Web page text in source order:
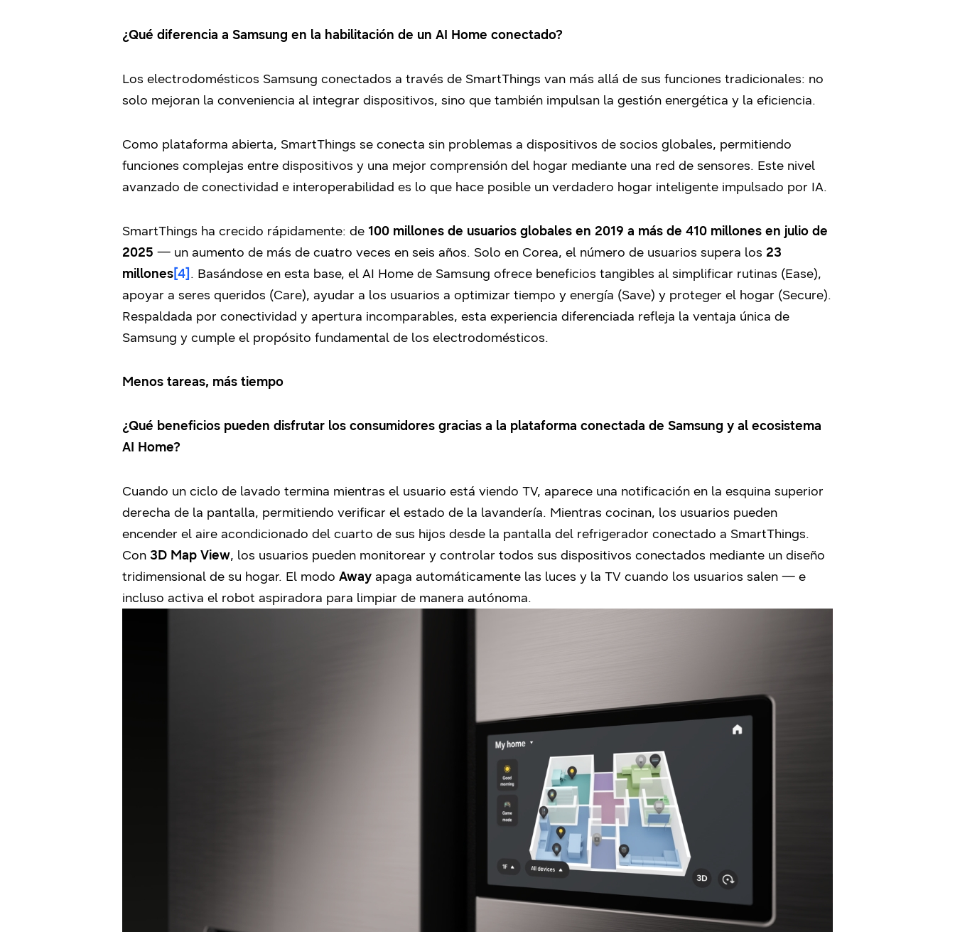
¿Qué diferencia a Samsung en la habilitación de un AI Home conectado?
Los electrodomésticos Samsung conectados a través de SmartThings van más allá de sus funciones tradicionales: no
solo mejoran la conveniencia al integrar dispositivos, sino que también impulsan la gestión energética y la eficiencia.
Como plataforma abierta, SmartThings se conecta sin problemas a dispositivos de socios globales, permitiendo
funciones complejas entre dispositivos y una mejor comprensión del hogar mediante una red de sensores. Este nivel
avanzado de conectividad e interoperabilidad es lo que hace posible un verdadero hogar inteligente impulsado por IA.
SmartThings ha crecido rápidamente: de 100 millones de usuarios globales en 2019 a más de 410 millones en julio de
2025 — un aumento de más de cuatro veces en seis años. Solo en Corea, el número de usuarios supera los 23
millones[4] . Basándose en esta base, el AI Home de Samsung ofrece beneficios tangibles al simplificar rutinas (Ease),
apoyar a seres queridos (Care), ayudar a los usuarios a optimizar tiempo y energía (Save) y proteger el hogar (Secure).
Respaldada por conectividad y apertura incomparables, esta experiencia diferenciada refleja la ventaja única de
Samsung y cumple el propósito fundamental de los electrodomésticos.
Menos tareas, más tiempo
¿Qué beneficios pueden disfrutar los consumidores gracias a la plataforma conectada de Samsung y al ecosistema
AI Home?
Cuando un ciclo de lavado termina mientras el usuario está viendo TV, aparece una notificación en la esquina superior
derecha de la pantalla, permitiendo verificar el estado de la lavandería. Mientras cocinan, los usuarios pueden
encender el aire acondicionado del cuarto de sus hijos desde la pantalla del refrigerador conectado a SmartThings.
Con 3D Map View, los usuarios pueden monitorear y controlar todos sus dispositivos conectados mediante un diseño
tridimensional de su hogar. El modo Away apaga automáticamente las luces y la TV cuando los usuarios salen — e
incluso activa el robot aspiradora para limpiar de manera autónoma.